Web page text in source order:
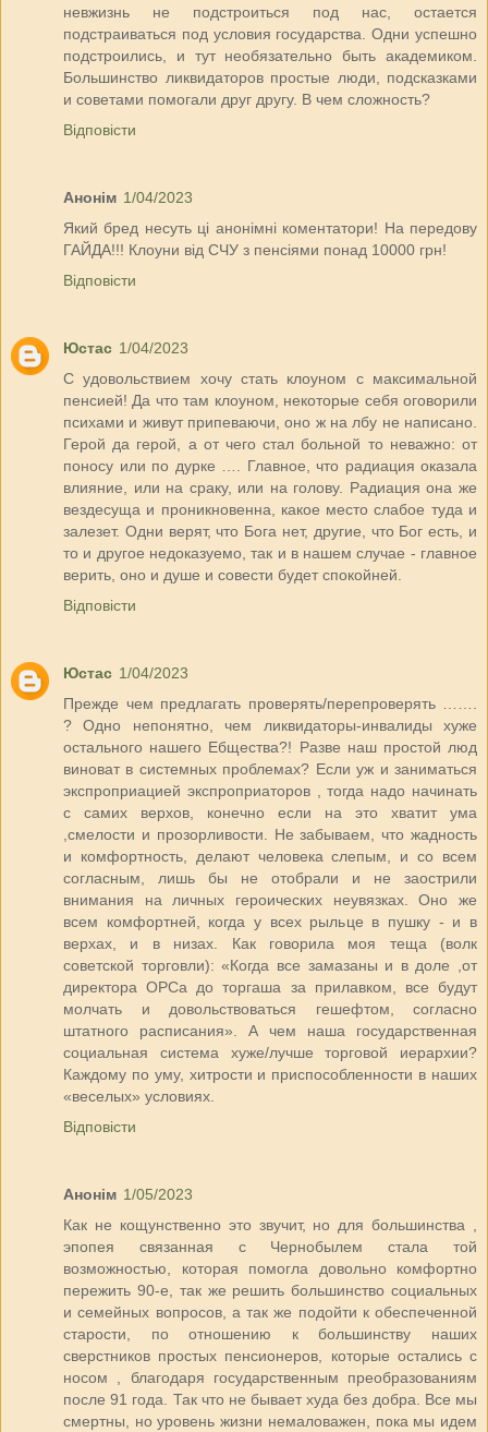
невжизнь не подстроиться под нас, остается
подстраиваться под условия государства. Одни успешно
подстроились, и тут необязательно быть академиком.
Большинство ликвидаторов простые люди, подсказками
и советами помогали друг другу. В чем сложность?
Відповісти
Анонім 1/04/2023
Який бред несуть ці анонімні коментатори! На передову
ГАЙДА!!! Клоуни від СЧУ з пенсіями понад 10000 грн!
Відповісти
Юстас 1/04/2023
С удовольствием хочу стать клоуном с максимальной
пенсией! Да что там клоуном, некоторые себя оговорили
психами и живут припеваючи, оно ж на лбу не написано.
Герой да герой, а от чего стал больной то неважно: от
поносу или по дурке …. Главное, что радиация оказала
влияние, или на сраку, или на голову. Радиация она же
вездесуща и проникновенна, какое место слабое туда и
залезет. Одни верят, что Бога нет, другие, что Бог есть, и
то и другое недоказуемо, так и в нашем случае - главное
верить, оно и душе и совести будет спокойней.
Відповісти
Юстас 1/04/2023
Прежде чем предлагать проверять/перепроверять …….
? Одно непонятно, чем ликвидаторы-инвалиды хуже
остального нашего Ебщества?! Разве наш простой люд
виноват в системных проблемах? Если уж и заниматься
экспроприацией экспроприаторов , тогда надо начинать
с самих верхов, конечно если на это хватит ума
,смелости и прозорливости. Не забываем, что жадность
и комфортность, делают человека слепым, и со всем
согласным, лишь бы не отобрали и не заострили
внимания на личных героических неувязках. Оно же
всем комфортней, когда у всех рыльце в пушку - и в
верхах, и в низах. Как говорила моя теща (волк
советской торговли): «Когда все замазаны и в доле ,от
директора ОРСа до торгаша за прилавком, все будут
молчать и довольствоваться гешефтом, согласно
штатного расписания». А чем наша государственная
социальная система хуже/лучше торговой иерархии?
Каждому по уму, хитрости и приспособленности в наших
«веселых» условиях.
Відповісти
Анонім 1/05/2023
Как не кощунственно это звучит, но для большинства ,
эпопея связанная с Чернобылем стала той
возможностью, которая помогла довольно комфортно
пережить 90-е, так же решить большинство социальных
и семейных вопросов, а так же подойти к обеспеченной
старости, по отношению к большинству наших
сверстников простых пенсионеров, которые остались с
носом , благодаря государственным преобразованиям
после 91 года. Так что не бывает худа без добра. Все мы
смертны, но уровень жизни немаловажен, пока мы идем